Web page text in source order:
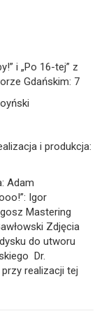
i „Po 16-tej” z
Gdańskim: 7
i produkcja:
Adam
Igor
Mastering
Zdjęcia
do utworu
Dr.
realizacji tej